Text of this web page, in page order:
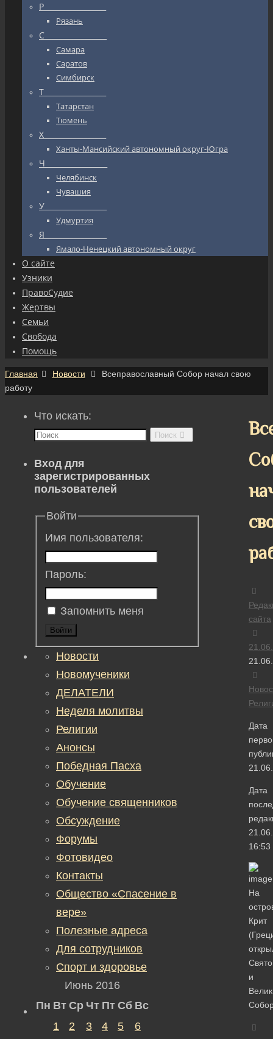
Р_________________
Рязань
С_________________
Самара
Саратов
Симбирск
Т_________________
Татарстан
Тюмень
Х_________________
Ханты-Мансийский автономный округ-Югра
Ч_________________
Челябинск
Чувашия
У_________________
Удмуртия
Я_________________
Ямало-Ненецкий автономный округ
О сайте
Узники
ПравоСудие
Жертвы
Семьи
Свобода
Помощь
Главная Новости
Всеправославный Собор начал свою
работу
сайта
Дата
Дата
16:53
На
Крит
и
Что искать:
Поиск
Вход для
зарегистрированных
пользователей
Войти
Имя пользователя:
Пароль:
Запомнить меня
Войти
Новости
Новомученики
ДЕЛАТЕЛИ
Неделя молитвы
Религии
Анонсы
Победная Пасха
Обучение
Обучение священников
Обсуждение
Форумы
Фотовидео
Контакты
Общество «Спасение в
вере»
Полезные адреса
Для сотрудников
Спорт и здоровье
Июнь 2016
Пн Вт Ср Чт Пт Сб Вс
1
2 3 4 5 6